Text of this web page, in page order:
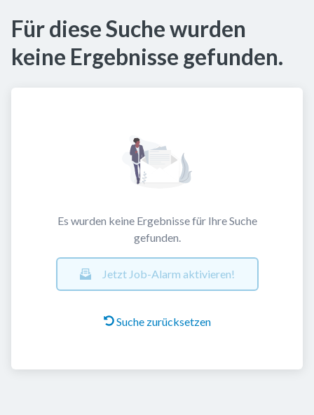
Für diese Suche wurden
keine Ergebnisse gefunden.
Es wurden keine Ergebnisse für Ihre Suche
gefunden.
Jetzt Job-Alarm aktivieren!
Suche zurücksetzen